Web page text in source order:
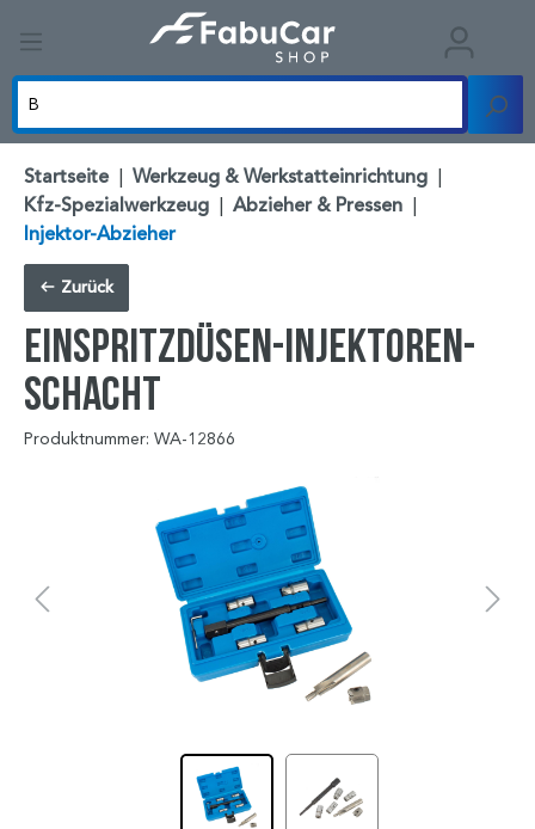
Startseite | Werkzeug & Werkstatteinrichtung |
Kfz-Spezialwerkzeug | Abzieher & Pressen |
Injektor-Abzieher
Zurück
Einspritzdüsen-Injektoren-
Schacht
Produktnummer: WA-12866